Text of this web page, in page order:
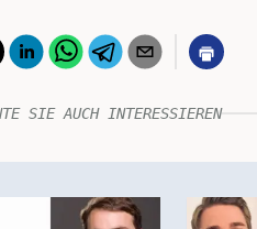
SIE AUCH INTERESSIEREN